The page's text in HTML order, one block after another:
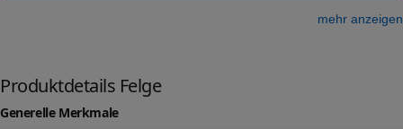
mehr anzeigen
Produktdetails Felge
Generelle Merkmale